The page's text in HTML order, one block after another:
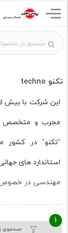
تکنو techno
این شرکت با بیش
مجرب و متخصص
“تکنو” در کشور
استاندارد های
مهندسی در خصوص
باعث شده این
کنار طراحی زیبا و
جستجوی
1